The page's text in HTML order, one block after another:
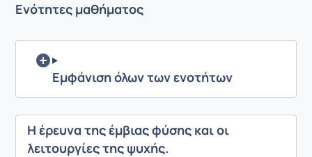
Ενότητες μαθήματος
Εμφάνιση όλων των ενοτήτων
Η έρευνα της έμβιας φύσης και οι
λειτουργίες της ψυχής.